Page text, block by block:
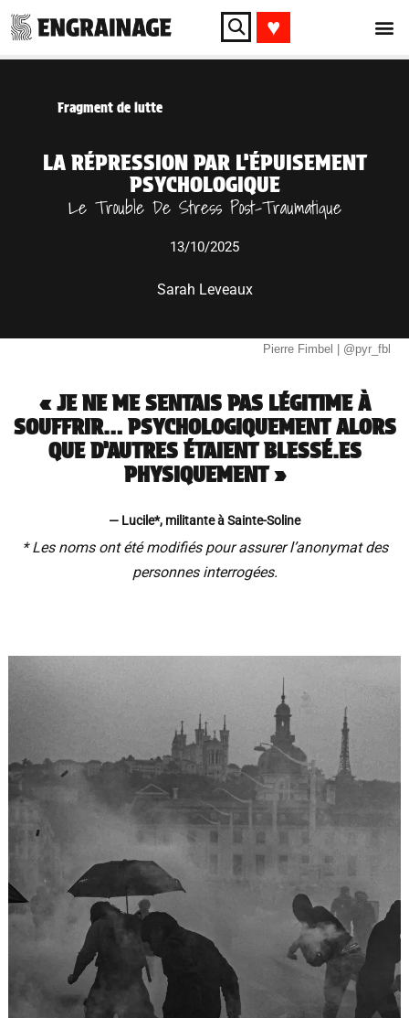
♥︎
Fragment de lutte
LA RÉPRESSION PAR L’ÉPUISEMENT
PSYCHOLOGIQUE
Le Trouble De Stress Post-Traumatique
13/10/2025
Sarah Leveaux
Pierre Fimbel | @pyr_fbl
« JE NE ME SENTAIS PAS LÉGITIME À
SOUFFRIR… PSYCHOLOGIQUEMENT ALORS
QUE D’AUTRES ÉTAIENT BLESSÉ.ES
PHYSIQUEMENT »
— Lucile*, militante à Sainte-Soline
* Les noms ont été modifiés pour assurer l’anonymat des
personnes interrogées.